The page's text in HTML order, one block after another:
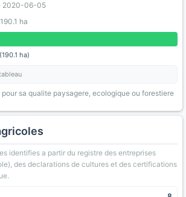
2020-06-05
ha
ha)
sa qualite paysagere, ecologique ou forestiere
identifies a partir du registre des entreprises
des declarations de cultures et des certifications